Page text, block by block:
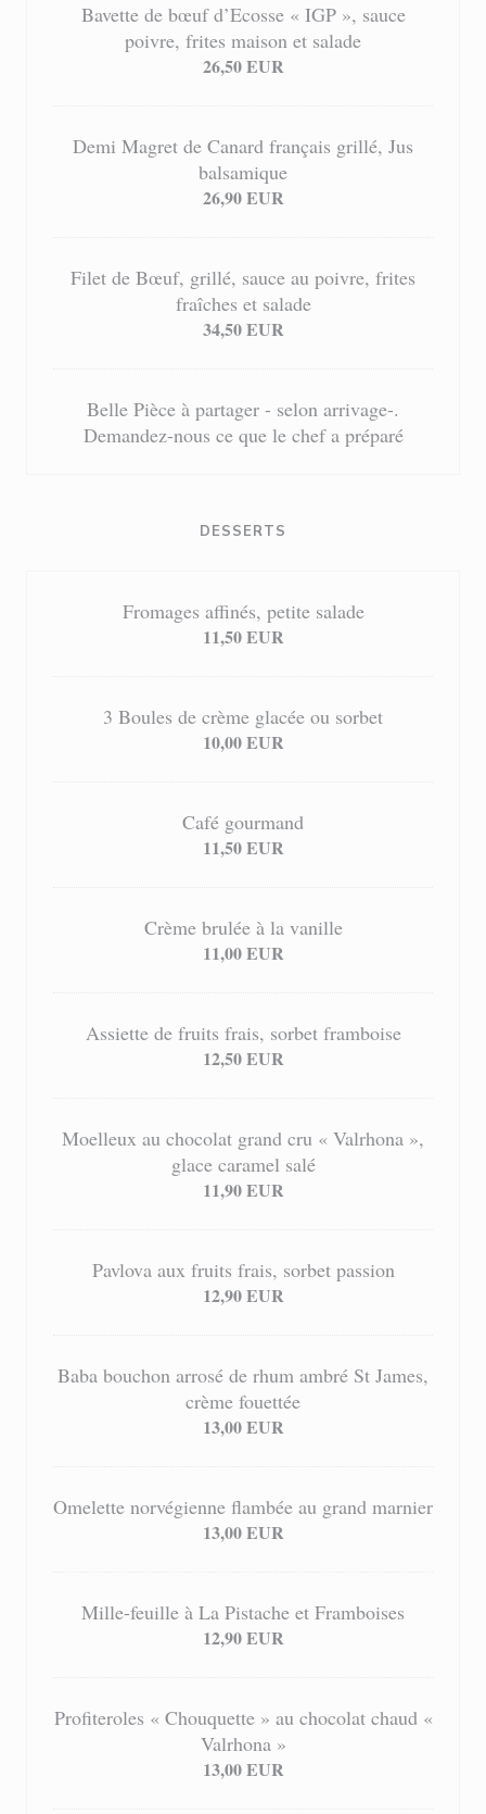
Bavette de bœuf d’Ecosse « IGP », sauce
poivre, frites maison et salade
26,50 EUR
Demi Magret de Canard français grillé, Jus
balsamique
26,90 EUR
Filet de Bœuf, grillé, sauce au poivre, frites
fraîches et salade
34,50 EUR
Belle Pièce à partager - selon arrivage-.
Demandez-nous ce que le chef a préparé
DESSERTS
Fromages affinés, petite salade
11,50 EUR
3 Boules de crème glacée ou sorbet
10,00 EUR
Café gourmand
11,50 EUR
Crème brulée à la vanille
11,00 EUR
Assiette de fruits frais, sorbet framboise
12,50 EUR
Moelleux au chocolat grand cru « Valrhona »,
glace caramel salé
11,90 EUR
Pavlova aux fruits frais, sorbet passion
12,90 EUR
Baba bouchon arrosé de rhum ambré St James,
crème fouettée
13,00 EUR
Omelette norvégienne flambée au grand marnier
13,00 EUR
Mille-feuille à La Pistache et Framboises
12,90 EUR
Profiteroles « Chouquette » au chocolat chaud «
Valrhona »
13,00 EUR